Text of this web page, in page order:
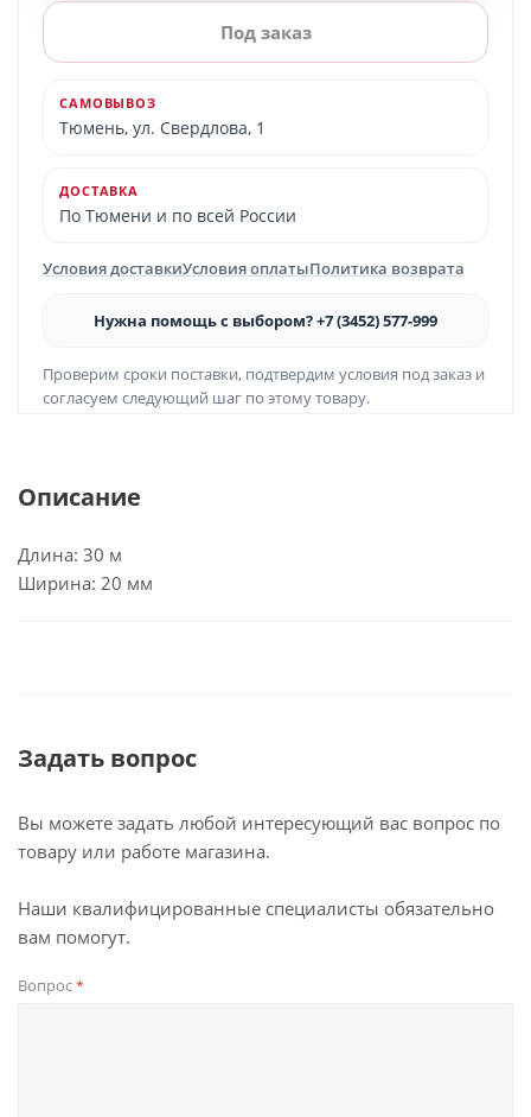
Под заказ
САМОВЫВОЗ
Тюмень, ул. Свердлова, 1
ДОСТАВКА
По Тюмени и по всей России
Условия доставкиУсловия оплатыПолитика возврата
Нужна помощь с выбором? +7 (3452) 577-999
Проверим сроки поставки, подтвердим условия под заказ и
согласуем следующий шаг по этому товару.
Описание
Длина: 30 м
Ширина: 20 мм
Задать вопрос
Вы можете задать любой интересующий вас вопрос по
товару или работе магазина.
Наши квалифицированные специалисты обязательно
вам помогут.
Вопрос*